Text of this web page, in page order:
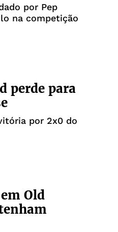
por Pep
na competição
perde para
por 2x0 do
Old